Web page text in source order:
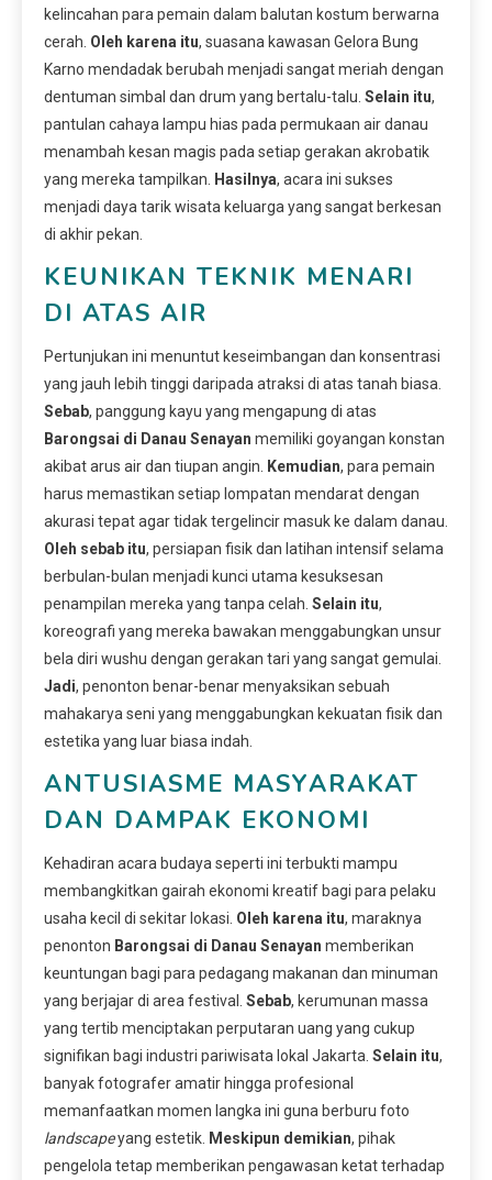
kelincahan para pemain dalam balutan kostum berwarna
cerah. Oleh karena itu, suasana kawasan Gelora Bung
Karno mendadak berubah menjadi sangat meriah dengan
dentuman simbal dan drum yang bertalu-talu. Selain itu,
pantulan cahaya lampu hias pada permukaan air danau
menambah kesan magis pada setiap gerakan akrobatik
yang mereka tampilkan.
Hasilnya, acara ini sukses
menjadi daya tarik wisata keluarga yang sangat berkesan
di akhir pekan.
KEUNIKAN TEKNIK MENARI
DI ATAS AIR
Pertunjukan ini menuntut keseimbangan dan konsentrasi
yang jauh lebih tinggi daripada atraksi di atas tanah biasa.
Sebab, panggung kayu yang mengapung di atas
Barongsai di Danau Senayan memiliki goyangan konstan
akibat arus air dan tiupan angin.
Kemudian, para pemain
harus memastikan setiap lompatan mendarat dengan
akurasi tepat agar tidak tergelincir masuk ke dalam danau.
Oleh sebab itu, persiapan fisik dan latihan intensif selama
berbulan-bulan menjadi kunci utama kesuksesan
penampilan mereka yang tanpa celah. Selain itu,
koreografi yang mereka bawakan menggabungkan unsur
bela diri wushu dengan gerakan tari yang sangat gemulai.
Jadi, penonton benar-benar menyaksikan sebuah
mahakarya seni yang menggabungkan kekuatan fisik dan
estetika yang luar biasa indah.
ANTUSIASME MASYARAKAT
DAN DAMPAK EKONOMI
Kehadiran acara budaya seperti ini terbukti mampu
membangkitkan gairah ekonomi kreatif bagi para pelaku
usaha kecil di sekitar lokasi. Oleh karena itu, maraknya
penonton Barongsai di Danau Senayan memberikan
keuntungan bagi para pedagang makanan dan minuman
yang berjajar di area festival. Sebab, kerumunan massa
yang tertib menciptakan perputaran uang yang cukup
signifikan bagi industri pariwisata lokal Jakarta. Selain itu,
banyak fotografer amatir hingga profesional
memanfaatkan momen langka ini guna berburu foto
landscapeyang estetik. Meskipun demikian, pihak
pengelola tetap memberikan pengawasan ketat terhadap